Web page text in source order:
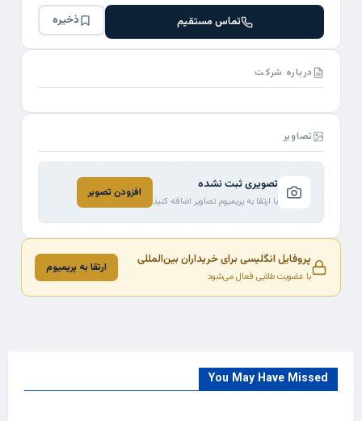
تماس مستقیم ذخیره
درباره شرکت
تصاویر
تصویری ثبت نشده
با ارتقا به پریمیوم تصاویر اضافه کنید
افزودن تصویر
پروفایل انگلیسی برای خریداران بین‌المللی
با عضویت طلایی فعال می‌شود
ارتقا به پریمیوم
You May Have Missed
Countries
India
Trade Source